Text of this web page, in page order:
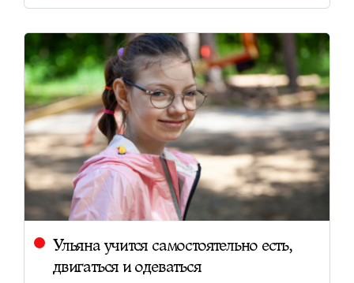
Ульяна учится самостоятельно есть,
двигаться и одеваться